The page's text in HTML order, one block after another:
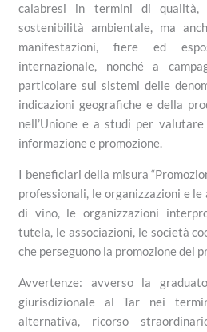
calabresi in termini di qualità,
sostenibilità ambientale, ma
manifestazioni, fiere ed
internazionale, nonché a
particolare sui sistemi delle
indicazioni geografiche e della
nell’Unione e a studi per
informazione e promozione.
I beneficiari della misura
professionali, le organizzazioni e
di vino, le organizzazioni
tutela, le associazioni, le società
che perseguono la promozione dei
Avvertenze: avverso la
giurisdizionale al Tar nei
alternativa, ricorso